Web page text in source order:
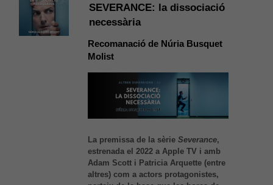
SEVERANCE: la dissociació
necessària
Recomanació de Núria Busquet
Molist
La premissa de la sèrie Severance,
estrenada el 2022 a Apple TV i amb
Adam Scott i Patricia Arquette (entre
altres) com a actors protagonistes,